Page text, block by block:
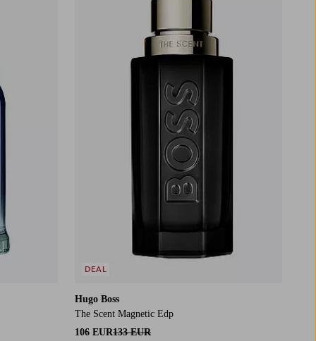
Hugo Boss
The Scent Magnetic Edp
106 EUR133 EUR
DEAL